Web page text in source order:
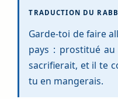
TRADUCTION DU
Garde-toi de faire
pays : prostitué
sacrifierait, et il te
tu en mangerais.